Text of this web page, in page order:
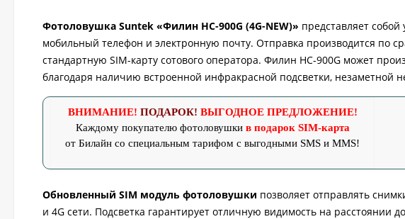
Фотоловушка Suntek «Филин HC-900G (4G-NEW)» представляет
мобильный телефон и электронную почту. Отправка производится по
стандартную SIM-карту сотового оператора. Филин HC-900G может
благодаря наличию встроенной инфракрасной подсветки, незаметной
ВНИМАНИЕ! ПОДАРОК! ВЫГОДНОЕ ПРЕДЛОЖЕНИЕ!
Каждому покупателю фотоловушки в подарок SIM-карта
от Билайн со специальным тарифом с выгодными SMS и MMS!
Обновленный SIM модуль фотоловушки позволяет отправлять
и 4G сети. Подсветка гарантирует отличную видимость на расстоянии